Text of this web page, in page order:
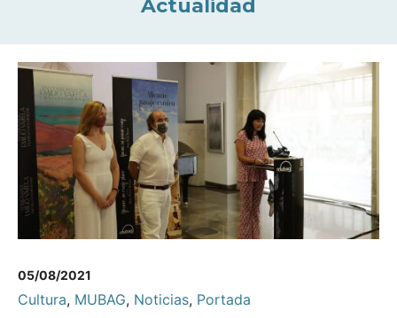
Actualidad
05/08/2021
Cultura, MUBAG, Noticias, Portada